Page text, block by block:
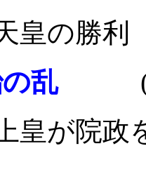
皇の勝利
乱(場
皇が院政